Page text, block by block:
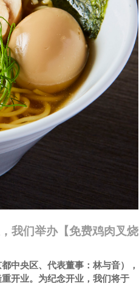
我们举办【免费鸡肉叉烧
中央区、代表董事：林与音），
开业。为纪念开业，我们将于